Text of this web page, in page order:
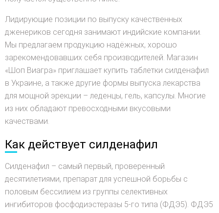
Лидирующие позиции по выпуску качественных
дженериков сегодня занимают индийские компании.
Мы предлагаем продукцию надёжных, хорошо
зарекомендовавших себя производителей. Магазин
«Шоп Виагра» приглашает купить таблетки силденафил
в Украине, а также другие формы выпуска лекарства
для мощной эрекции – леденцы, гель, капсулы. Многие
из них обладают превосходными вкусовыми
качествами.
Как действует силденафил
Силденафил – самый первый, проверенный
десятилетиями, препарат для успешной борьбы с
половым бессилием из группы селективных
ингибиторов фосфодиэстеразы 5-го типа (ФДЭ5). ФДЭ5